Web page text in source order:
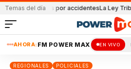
Temas del día
muertes por accidentesLa Ley Tributaria
AHORA: FM POWER MAX EN VIVO
REGIONALES POLICIALES